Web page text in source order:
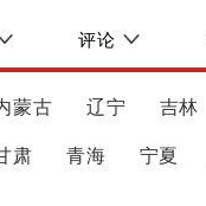
评论
蒙古 辽宁 吉林
肃 青海 宁夏